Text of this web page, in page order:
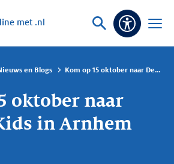
met .nl
Vraag
Open
en Blogs Kom op 15 oktober naar Devoxx4Kids in Arnhem
oktober naar
in Arnhem